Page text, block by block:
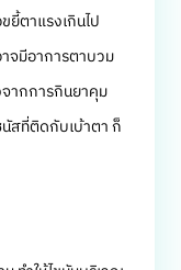
ยี้ตาแรงเกินไป
จมีอาการตาบวม
จากการกินยาคุม
สที่ติดกับเบ้าตา ก็